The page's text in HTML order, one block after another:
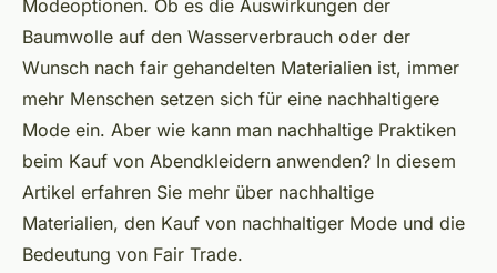
Modeoptionen. Ob es die Auswirkungen der
Baumwolle auf den Wasserverbrauch oder der
Wunsch nach fair gehandelten Materialien ist, immer
mehr Menschen setzen sich für eine nachhaltigere
Mode ein. Aber wie kann man nachhaltige Praktiken
beim Kauf von Abendkleidern anwenden? In diesem
Artikel erfahren Sie mehr über nachhaltige
Materialien, den Kauf von nachhaltiger Mode und die
Bedeutung von Fair Trade.